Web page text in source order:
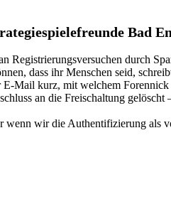
Bad
Registrierungsversuchen durch
dass ihr Menschen seid,
E-Mail kurz, mit welchem
an die Freischaltung
wir die Authentifizierung